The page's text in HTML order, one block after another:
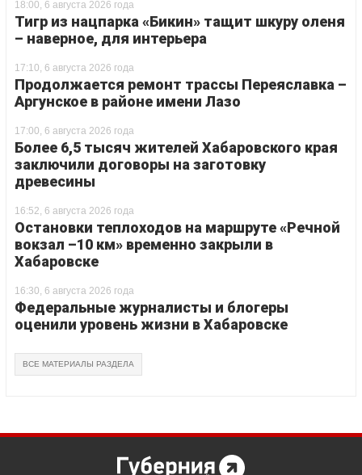
18:00, 6 августа 2026 года
Тигр из нацпарка «Бикин» тащит шкуру оленя
– наверное, для интерьера
17:10, 6 августа 2026 года
Продолжается ремонт трассы Переяславка –
Аргунское в районе имени Лазо
17:00, 6 августа 2026 года
Более 6,5 тысяч жителей Хабаровского края
заключили договоры на заготовку
древесины
16:52, 6 августа 2026 года
Остановки теплоходов на маршруте «Речной
вокзал –10 км» временно закрыли в
Хабаровске
16:30, 6 августа 2026 года
Федеральные журналисты и блогеры
оценили уровень жизни в Хабаровске
ВСЕ МАТЕРИАЛЫ РАЗДЕЛА